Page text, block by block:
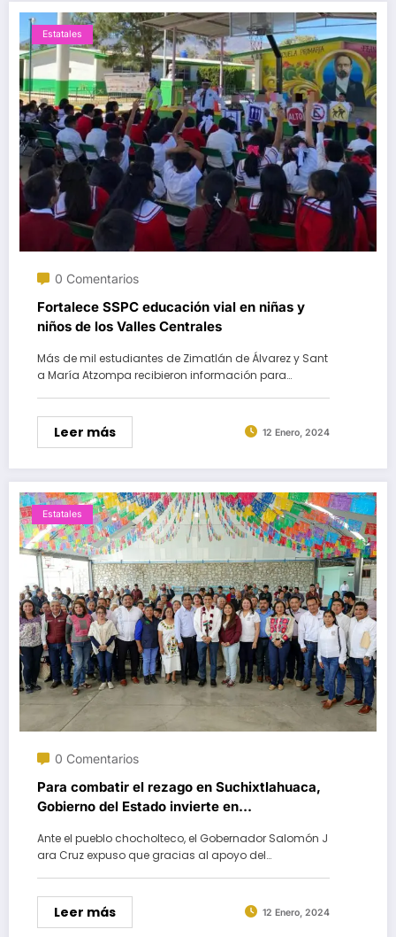
Estatales
0 Comentarios
Fortalece SSPC educación vial en niñas y
niños de los Valles Centrales
Más de mil estudiantes de Zimatlán de Álvarez y Sant
a María Atzompa recibieron información para…
Leer más 12 Enero, 2024
Estatales
0 Comentarios
Para combatir el rezago en Suchixtlahuaca,
Gobierno del Estado invierte en
Ante el pueblo chocholteco, el Gobernador Salomón J
ara Cruz expuso que gracias al apoyo del…
Leer más 12 Enero, 2024